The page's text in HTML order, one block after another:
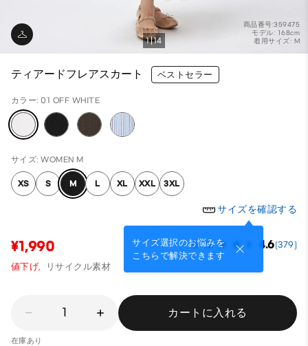
商品番号:359475
モデル: 168cm
着用サイズ: M
1 14
ティアードフレアスカート ベストセラー
カラー: 01 OFF WHITE
サイズ: WOMEN M
XS S M L XL XXL 3XL
サイズを確認する
サイズ選択のお悩みを
こちらで解決できます
¥1,990 4.6(379)
値下げ, リサイクル素材
1 カートに入れる
在庫あり